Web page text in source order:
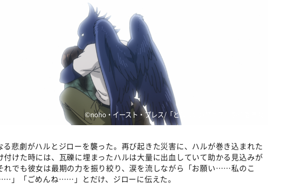
©noho・イースト・プレス/「となりの妖怪さん」製作委員会
る悲劇がハルとジローを襲った。再び起きた災害に、ハルが巻き込まれた
付けた時には、瓦礫に埋まったハルは大量に出血していて助かる見込みが
れでも彼女は最期の力を振り絞り、涙を流しながら「お願い……私のこ
」「ごめんね……」とだけ、ジローに伝えた。